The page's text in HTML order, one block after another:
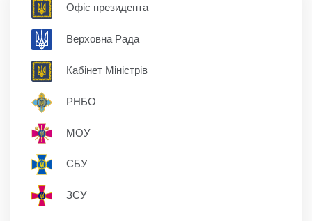
Офіс президента
Верховна Рада
Кабінет Міністрів
РНБО
МОУ
СБУ
ЗСУ